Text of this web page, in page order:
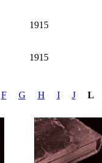
1915
1915
F G H I J L